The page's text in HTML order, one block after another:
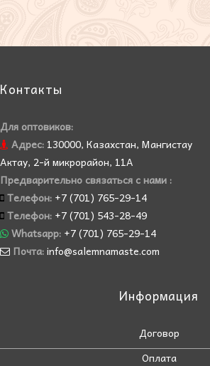
Контакты
Для оптовиков:
Адрес: 130000, Казахстан, Мангистау
Актау, 2-й микрорайон, 11А
Предварительно связаться с нами :
Телефон: +7 (701) 765-29-14
Телефон: +7 (701) 543-28-49
Whatsapp: +7 (701) 765-29-14
Почта:info@salemnamaste.com
Информация
Договор
Оплата